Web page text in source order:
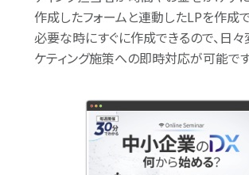
作成したフォームと連動したLPを作成で
必要な時にすぐに作成できるので、日
ケティング施策への即時対応が可能です